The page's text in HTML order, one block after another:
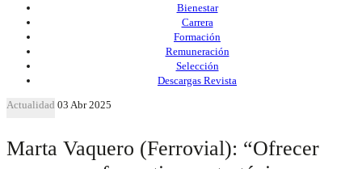
Bienestar
Carrera
Formación
Remuneración
Selección
Descargas Revista
Actualidad 03 Abr 2025
Marta Vaquero (Ferrovial): “Ofrecer